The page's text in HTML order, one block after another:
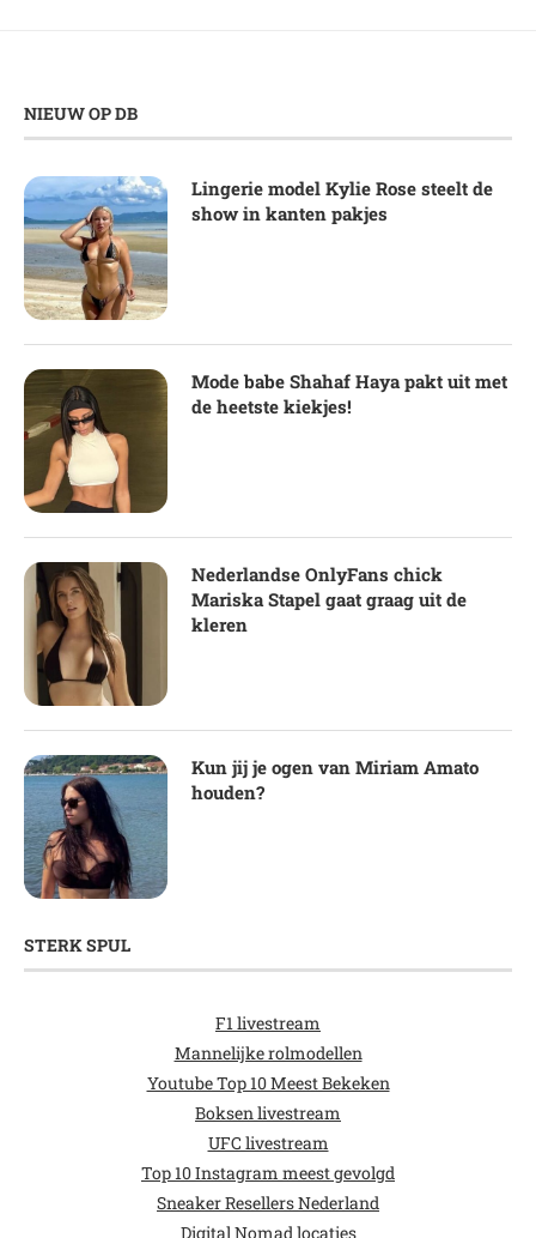
NIEUW OP DB
Lingerie model Kylie Rose steelt de
show in kanten pakjes
Mode babe Shahaf Haya pakt uit met
de heetste kiekjes!
Nederlandse OnlyFans chick
Mariska Stapel gaat graag uit de
kleren
Kun jij je ogen van Miriam Amato
houden?
STERK SPUL
F1 livestream
Mannelijke rolmodellen
Youtube Top 10 Meest Bekeken
Boksen livestream
UFC livestream
Top 10 Instagram meest gevolgd
Sneaker Resellers Nederland
Digital Nomad locaties